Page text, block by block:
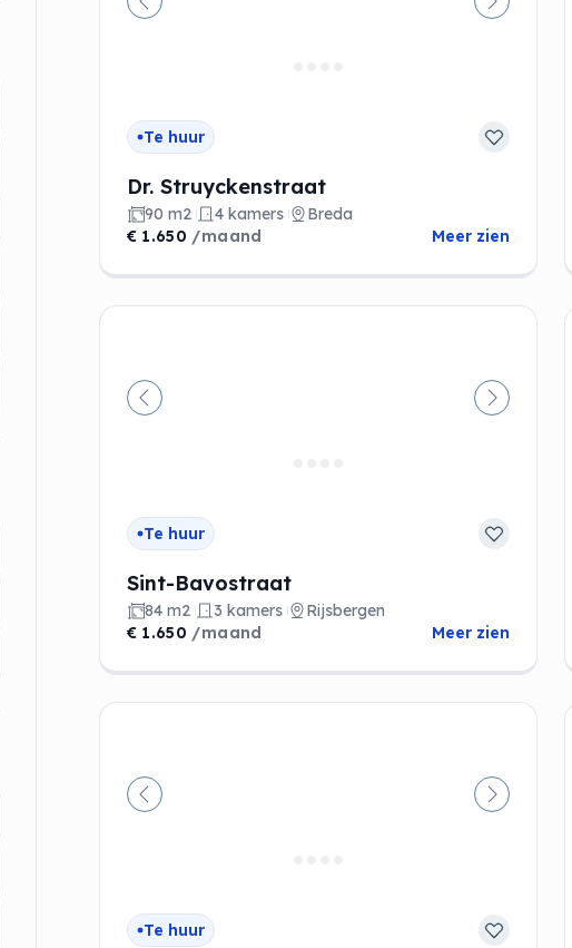
Vorige Volgende
Te huur
Dr. Struyckenstraat
90 m2 4 kamers
Breda
€ 1.650 /maand Meer zien
Vorige Volgende
Te huur
Sint-Bavostraat
84 m2 3 kamers
Rijsbergen
€ 1.650 /maand Meer zien
Vorige Volgende
Te huur